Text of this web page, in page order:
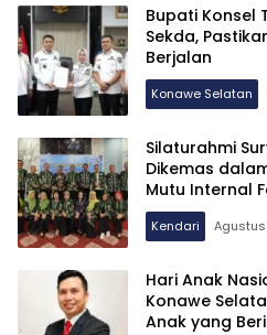
Bupati Konsel
Sekda,
Berjalan
Konawe Selatan
Silaturahmi
Dikemas
Mutu Internal
Kendari
Hari Anak
Konawe
Anak yang